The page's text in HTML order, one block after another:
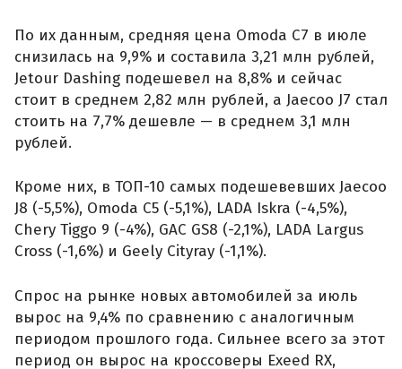
По их данным, средняя цена Omoda C7 в июле
снизилась на 9,9% и составила 3,21 млн рублей,
Jetour Dashing подешевел на 8,8% и сейчас
стоит в среднем 2,82 млн рублей, а Jaecoo J7 стал
стоить на 7,7% дешевле — в среднем 3,1 млн
рублей.
Кроме них, в ТОП-10 самых подешевевших Jaecoo
J8 (-5,5%), Omoda C5 (-5,1%), LADA Iskra (-4,5%),
Chery Tiggo 9 (-4%), GAC GS8 (-2,1%), LADA Largus
Cross (-1,6%) и Geely Cityray (-1,1%).
Спрос на рынке новых автомобилей за июль
вырос на 9,4% по сравнению с аналогичным
периодом прошлого года. Сильнее всего за этот
период он вырос на кроссоверы Exeed RX,